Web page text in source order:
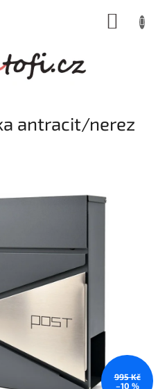
antracit/nerez
995 Kč
–10 %